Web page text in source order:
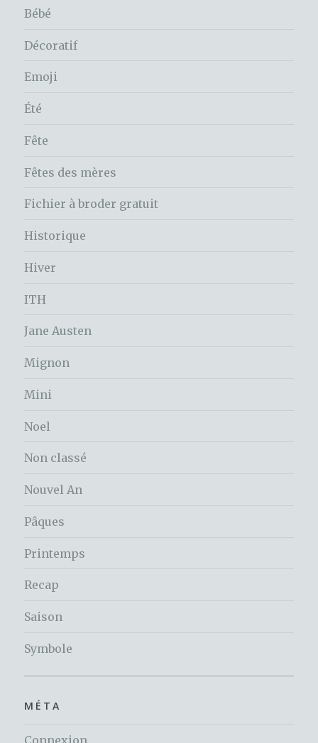
Bébé
Décoratif
Emoji
Été
Fête
Fêtes des mères
Fichier à broder gratuit
Historique
Hiver
ITH
Jane Austen
Mignon
Mini
Noel
Non classé
Nouvel An
Pâques
Printemps
Recap
Saison
Symbole
MÉTA
Connexion